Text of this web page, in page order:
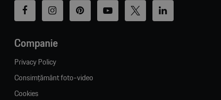
Companie
Privacy Policy
Consimțământ foto-video
Cookies